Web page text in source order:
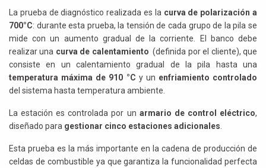
La prueba de diagnóstico realizada es la curva de polarización a
700°C: durante esta prueba, la tensión de cada grupo de la pila se
mide con un aumento gradual de la corriente. El banco debe
realizar una curva de calentamiento (definida por el cliente), que
consiste en un calentamiento gradual de la pila hasta una
temperatura máxima de 910 °C y un enfriamiento controlado
del sistema hasta temperatura ambiente.
La estación es controlada por un armario de control eléctrico,
diseñado para gestionar cinco estaciones adicionales
Esta prueba es la más importante en la cadena de producción de
celdas de combustible ya que garantiza la funcionalidad perfecta